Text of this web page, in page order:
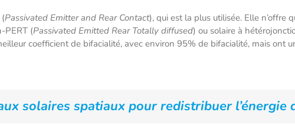
Passivated Emitter and Rear Contact), qui est la plus utilisée. Elle n’offre
PERT (Passivated Emitted Rear Totally diffused) ou solaire à
coefficient de bifacialité, avec environ 95% de bifacialité, mais ont
solaires spatiaux pour redistribuer l’énergie